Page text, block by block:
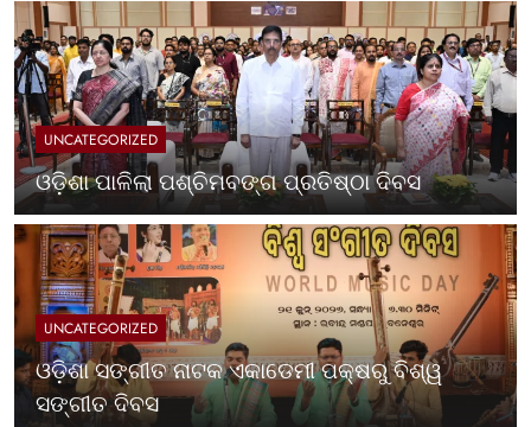
UNCATEGORIZED
ଓଡ଼ିଶା ପାଳିଲା ପଶ୍ଚିମବଙ୍ଗ ପ୍ରତିଷ୍ଠା ଦିବସ
UNCATEGORIZED
ଓଡ଼ିଶା ସଙ୍ଗୀତ ନାଟକ ଏକାଡେମୀ ପକ୍ଷରୁ ବିଶ୍ୱ
ସଙ୍ଗୀତ ଦିବସ